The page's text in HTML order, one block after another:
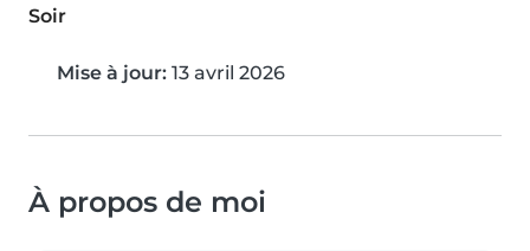
Soir
Mise à jour: 13 avril 2026
À propos de moi